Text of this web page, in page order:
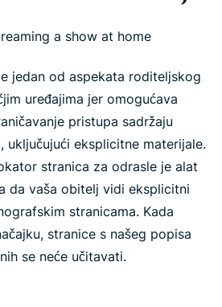
blokator stranica za
stranica za odrasle
jedan od aspekata roditeljskog
uređajima jer omogućava
pristupa sadržaju
uključujući eksplicitne materijale.
stranica za odrasle je alat
da vaša obitelj vidi eksplicitni
stranicama. Kada
stranice s našeg popisa
se neće učitavati.